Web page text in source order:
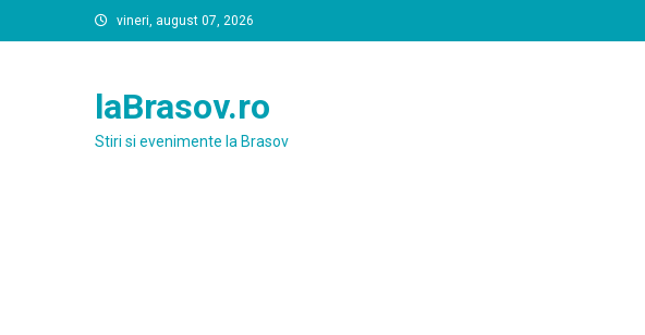
to
vineri, august 07, 2026
laBrasov.ro
Stiri si evenimente la Brasov